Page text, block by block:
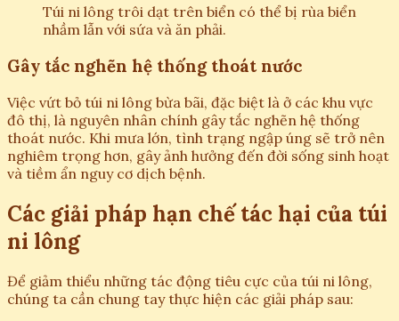
Túi ni lông trôi dạt trên biển có thể bị rùa biển
nhầm lẫn với sứa và ăn phải.
Gây tắc nghẽn hệ thống thoát nước
Việc vứt bỏ túi ni lông bừa bãi, đặc biệt là ở các khu vực
đô thị, là nguyên nhân chính gây tắc nghẽn hệ thống
thoát nước. Khi mưa lớn, tình trạng ngập úng sẽ trở nên
nghiêm trọng hơn, gây ảnh hưởng đến đời sống sinh hoạt
và tiềm ẩn nguy cơ dịch bệnh.
Các giải pháp hạn chế tác hại của túi
ni lông
Để giảm thiểu những tác động tiêu cực của túi ni lông,
chúng ta cần chung tay thực hiện các giải pháp sau: